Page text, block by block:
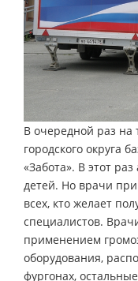
В очередной раз на
городского округа
«Забота». В этот
детей. Но врачи
всех, кто желает
специалистов.
применением
оборудования,
фургонах,